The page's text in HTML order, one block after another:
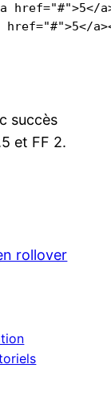
succès
et FF 2.
rollover